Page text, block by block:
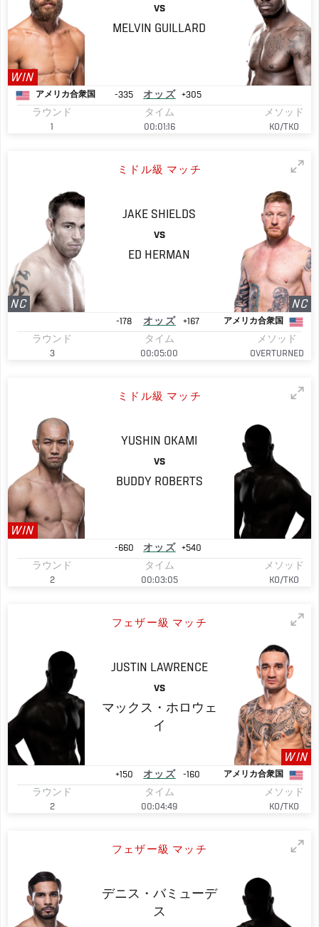
WIN
VS
MELVIN GUILLARD
アメリカ合衆国 -335 オッズ
+305
ラウンド
1
タイム
00:01:16
メソッド
KO/TKO
ミドル級 マッチ
NC
JAKE SHIELDS
VS
ED HERMAN
NC
-178 オッズ +167 アメリカ合衆国
ラウンド
3
タイム
00:05:00
メソッド
OVERTURNED
ミドル級 マッチ
WIN
YUSHIN OKAMI
VS
BUDDY ROBERTS
-660 オッズ
+540
ラウンド
2
タイム
00:03:05
メソッド
KO/TKO
フェザー級 マッチ
JUSTIN LAWRENCE
VS
マックス・ホロウェ
イ
WIN
+150 オッズ -160 アメリカ合衆国
ラウンド
2
タイム
00:04:49
メソッド
KO/TKO
フェザー級 マッチ
デニス・バミューデ
ス